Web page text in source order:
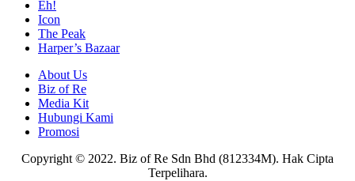
Eh!
Icon
The Peak
Harper’s Bazaar
About Us
Biz of Re
Media Kit
Hubungi Kami
Promosi
Copyright © 2022. Biz of Re Sdn Bhd (812334M). Hak Cipta
Terpelihara.